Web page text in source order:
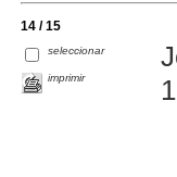
14 / 15
seleccionar
imprimir